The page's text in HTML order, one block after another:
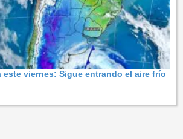
este viernes: Sigue entrando el aire frío